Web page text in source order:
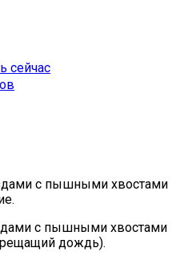
сейчас
с пышными хвостами
с пышными хвостами
дождь).